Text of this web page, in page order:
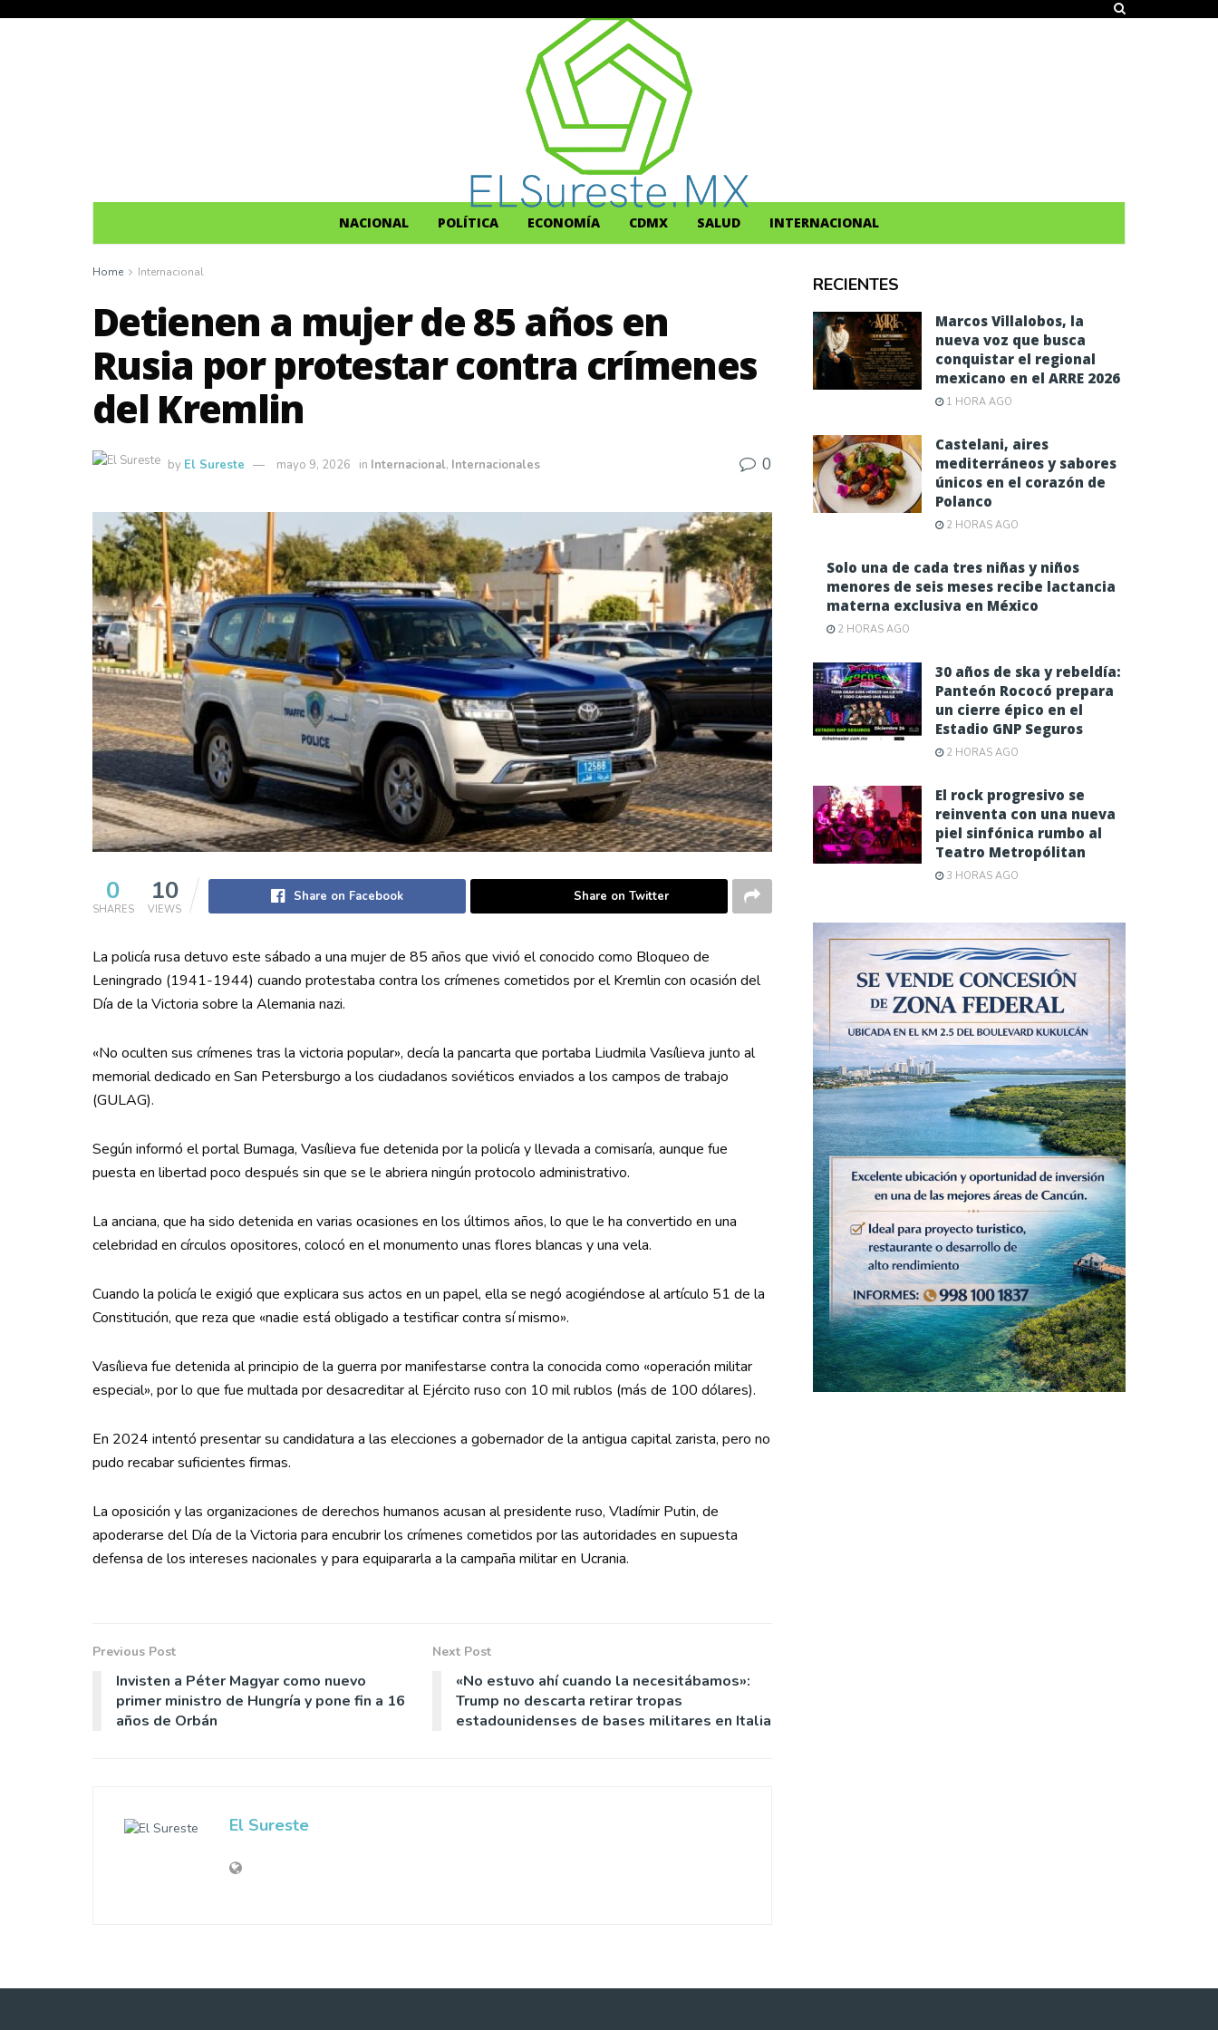
NACIONAL POLÍTICA ECONOMÍA CDMX SALUD INTERNACIONAL
Home Internacional
Detienen a mujer de 85 años en
Rusia por protestar contra crímenes
del Kremlin
by El Sureste mayo 9, 2026 in Internacional, Internacionales 0
0
SHARES
10
VIEWS
Share on Facebook Share on Twitter
La policía rusa detuvo este sábado a una mujer de 85 años que vivió el conocido como Bloqueo de
Leningrado (1941-1944) cuando protestaba contra los crímenes cometidos por el Kremlin con ocasión del
Día de la Victoria sobre la Alemania nazi.
«No oculten sus crímenes tras la victoria popular», decía la pancarta que portaba Liudmila Vasílieva junto al
memorial dedicado en San Petersburgo a los ciudadanos soviéticos enviados a los campos de trabajo
(GULAG).
Según informó el portal Bumaga, Vasílieva fue detenida por la policía y llevada a comisaría, aunque fue
puesta en libertad poco después sin que se le abriera ningún protocolo administrativo.
La anciana, que ha sido detenida en varias ocasiones en los últimos años, lo que le ha convertido en una
celebridad en círculos opositores, colocó en el monumento unas flores blancas y una vela.
Cuando la policía le exigió que explicara sus actos en un papel, ella se negó acogiéndose al artículo 51 de la
Constitución, que reza que «nadie está obligado a testificar contra sí mismo».
Vasílieva fue detenida al principio de la guerra por manifestarse contra la conocida como «operación militar
especial», por lo que fue multada por desacreditar al Ejército ruso con 10 mil rublos (más de 100 dólares).
En 2024 intentó presentar su candidatura a las elecciones a gobernador de la antigua capital zarista, pero no
pudo recabar suficientes firmas.
La oposición y las organizaciones de derechos humanos acusan al presidente ruso, Vladímir Putin, de
apoderarse del Día de la Victoria para encubrir los crímenes cometidos por las autoridades en supuesta
defensa de los intereses nacionales y para equipararla a la campaña militar en Ucrania.
Previous Post
Invisten a Péter Magyar como nuevo
primer ministro de Hungría y pone fin a 16
años de Orbán
Next Post
«No estuvo ahí cuando la necesitábamos»:
Trump no descarta retirar tropas
estadounidenses de bases militares en Italia
El Sureste
RECIENTES
Marcos Villalobos, la
nueva voz que busca
conquistar el regional
mexicano en el ARRE 2026
1 HORA AGO
Castelani, aires
mediterráneos y sabores
únicos en el corazón de
Polanco
2 HORAS AGO
Solo una de cada tres niñas y niños
menores de seis meses recibe lactancia
materna exclusiva en México
2 HORAS AGO
30 años de ska y rebeldía:
Panteón Rococó prepara
un cierre épico en el
Estadio GNP Seguros
2 HORAS AGO
El rock progresivo se
reinventa con una nueva
piel sinfónica rumbo al
Teatro Metropólitan
3 HORAS AGO